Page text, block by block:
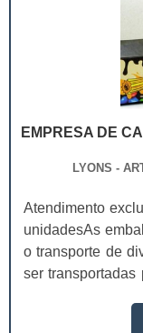
EMPRESA DE
LYONS -
Atendimento
unidadesAs
o transporte de
ser transportadas
empresa de